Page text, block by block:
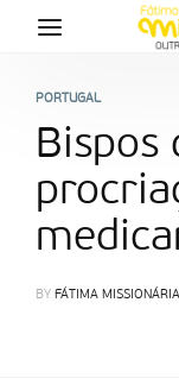
PORTUGAL
Bispos
BY FÁTIMA MISSIONÁRIA